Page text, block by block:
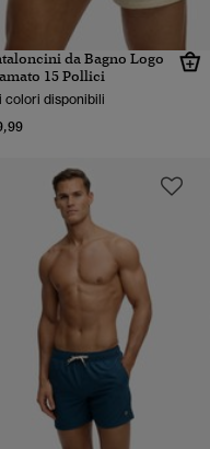
da Bagno Logo
15 Pollici
colori disponibili